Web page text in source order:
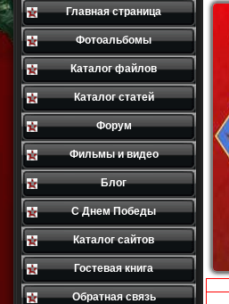
Главная страница
Фотоальбомы
Каталог файлов
Каталог статей
Форум
Фильмы и видео
Блог
С Днем Победы
Каталог сайтов
Гостевая книга
Обратная связь